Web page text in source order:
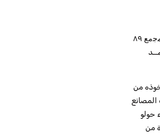
ﺗﺄﺳﺳت ﺷرﻛﺔ أزھﺎر اﻟﺻﺎﺑون ﻟﻠﻌطور وﻣواد وأدوات اﻟﺗﺟﻣﯾل ﻓﻲ ﻓﺑراﯾر ﻟﻌﺎم ٢٠١٨، وﻗد ﺗم اﻓﺗﺗﺎح ﻓرﻋﮭﺎ اﻷول ﻓﻲ اﻟﻌﻘﯾﻠﺔ ﻣﺟﻣﻊ ٨٩
من
حولو
من